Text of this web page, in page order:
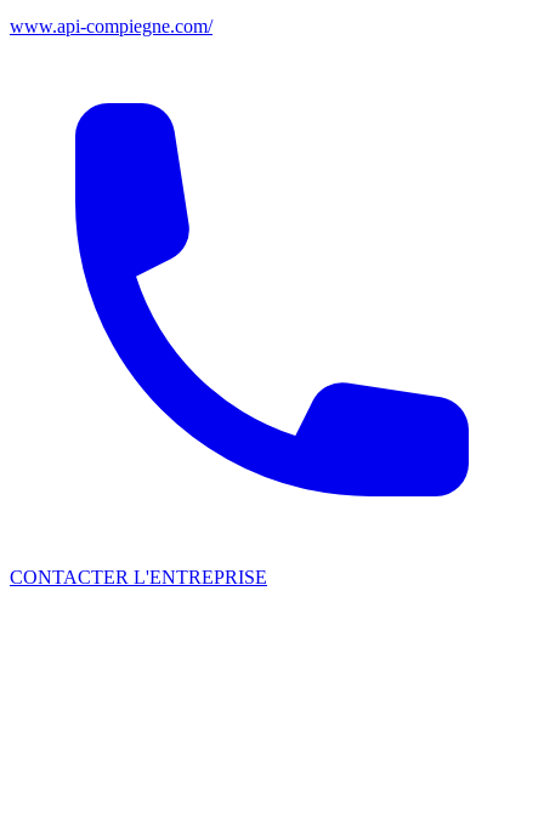
www.api-compiegne.com/
CONTACTER L'ENTREPRISE